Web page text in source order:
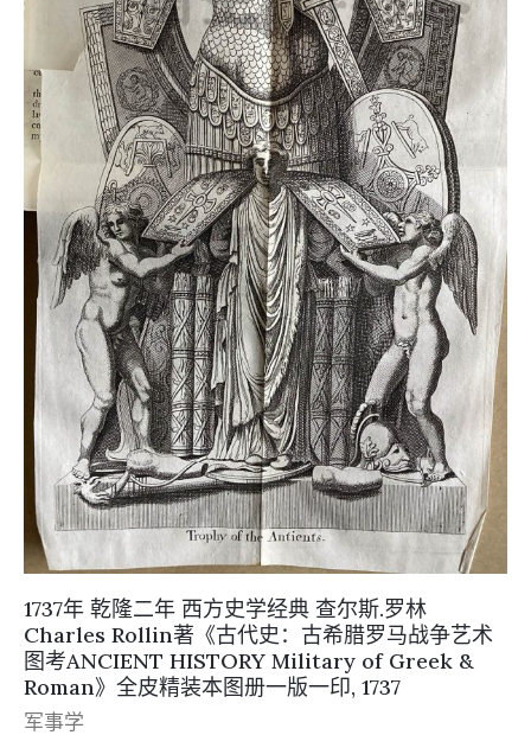
1737年 乾隆二年 西方史学经典 查尔斯.罗林
Charles Rollin著《古代史：古希腊罗马战争艺术
图考ANCIENT HISTORY Military of Greek &
Roman》全皮精装本图册一版一印, 1737
军事学